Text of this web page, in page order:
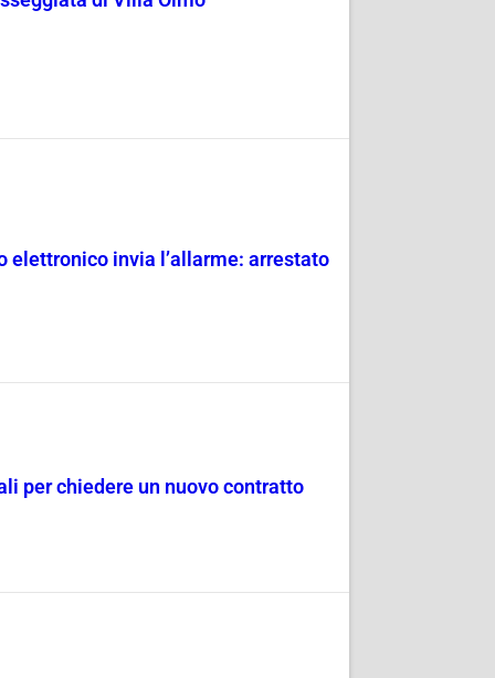
elettronico invia l’allarme: arrestato
per chiedere un nuovo contratto